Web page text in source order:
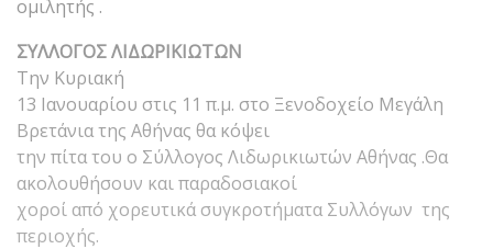
ομιλητής .
ΣΥΛΛΟΓΟΣ ΛΙΔΩΡΙΚΙΩΤΩΝ
Την Κυριακή
13 Ιανουαρίου στις 11 π.μ. στο Ξενοδοχείο Μεγάλη
Βρετάνια της Αθήνας θα κόψει
την πίτα του ο Σύλλογος Λιδωρικιωτών Αθήνας .Θα
ακολουθήσουν και παραδοσιακοί
χοροί από χορευτικά συγκροτήματα Συλλόγων της
περιοχής.